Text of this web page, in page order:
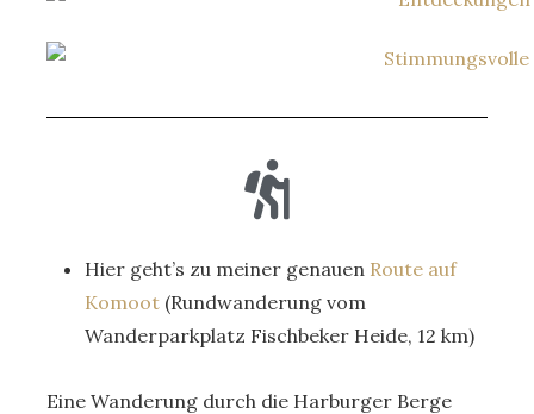
Hier geht’s zu meiner genauen Route auf
Komoot (Rundwanderung vom
Wanderparkplatz Fischbeker Heide, 12 km)
Eine Wanderung durch die Harburger Berge